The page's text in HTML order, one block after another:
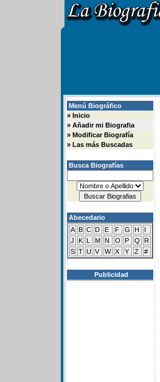
Menú Biográfico
» Inicio
» Añadir mi Biografia
» Modificar Biografía
» Las más Buscadas
Busca Biografías
Abecedario
A B C D E F G H
I
J
K L M N O P Q
R
S T U V W X Y Z #
Publicidad